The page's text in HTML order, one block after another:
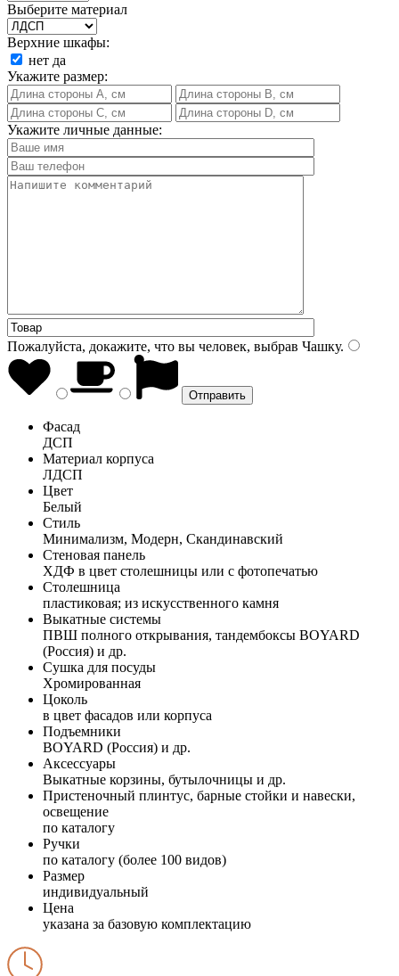
Выберите материал
Верхние шкафы:
нет да
Укажите размер:
Укажите личные данные:
Пожалуйста, докажите, что вы человек, выбрав Чашку.
Фасад
ДСП
Материал корпуса
ЛДСП
Цвет
Белый
Стиль
Минимализм, Модерн, Скандинавский
Стеновая панель
ХДФ в цвет столешницы или с фотопечатью
Столешница
пластиковая; из искусственного камня
Выкатные системы
ПВШ полного открывания, тандембоксы BOYARD
(Россия) и др.
Сушка для посуды
Хромированная
Цоколь
в цвет фасадов или корпуса
Подъемники
BOYARD (Россия) и др.
Аксессуары
Выкатные корзины, бутылочницы и др.
Пристеночный плинтус, барные стойки и навески,
освещение
по каталогу
Ручки
по каталогу (более 100 видов)
Размер
индивидуальный
Цена
указана за базовую комплектацию